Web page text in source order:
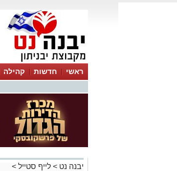
ראשי חדשות קהילה
יבנה נט > לייף סטייל >